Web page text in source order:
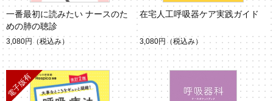
一番最初に読みたい ナースのた
めの肺の聴診
3,080円 （税込み）
在宅人工呼吸器ケア実践ガイド
3,080円 （税込み）